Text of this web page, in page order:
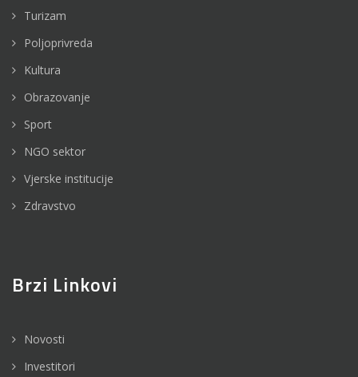
Turizam
Poljoprivreda
Kultura
Obrazovanje
Sport
NGO sektor
Vjerske institucije
Zdravstvo
Brzi Linkovi
Novosti
Investitori